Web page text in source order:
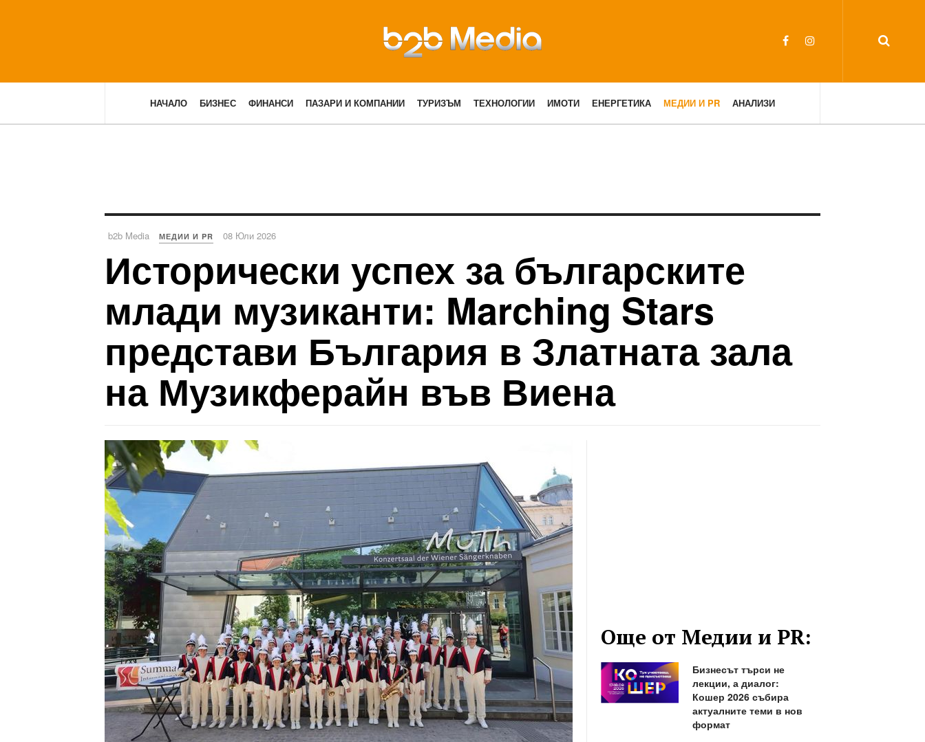
НАЧАЛО БИЗНЕС ФИНАНСИ ПАЗАРИ И КОМПАНИИ ТУРИЗЪМ ТЕХНОЛОГИИ ИМОТИ ЕНЕРГЕТИКА МЕДИИ И PR АНАЛИЗИ
b2b Media МЕДИИ И PR 08 Юли 2026
Исторически успех за българските
млади музиканти: Marching Stars
представи България в Златната зала
на Музикферайн във Виена
Още от Медии и PR:
Бизнесът търси не
лекции, а диалог:
Кошер 2026 събира
актуалните теми в нов
формат